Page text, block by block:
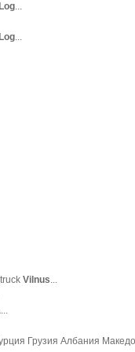
Log...
Log...
Vilnus...
...
Грузия Албания